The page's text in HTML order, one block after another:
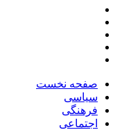
صفحه نخست
سیاسی
فرهنگی
اجتماعی